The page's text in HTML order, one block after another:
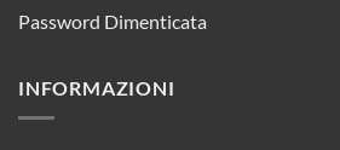
Password Dimenticata
INFORMAZIONI